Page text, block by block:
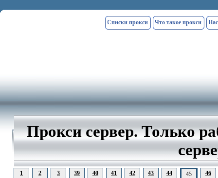
Списки прокси Что такое прокси
Прокси сервер. Только
1 2 3 39 40 41 42 43 44 45 46